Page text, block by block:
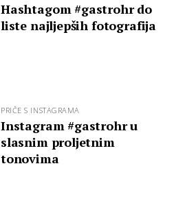
Hashtagom #gastrohr do
liste najljepših fotografija
PRIČE S INSTAGRAMA
Instagram #gastrohr u
slasnim proljetnim
tonovima